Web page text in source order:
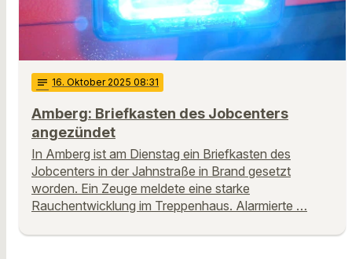
notes 16. Oktober 2025 08:31
Amberg: Briefkasten des Jobcenters
angezündet
In Amberg ist am Dienstag ein Briefkasten des
Jobcenters in der Jahnstraße in Brand gesetzt
worden. Ein Zeuge meldete eine starke
Rauchentwicklung im Treppenhaus. Alarmierte …